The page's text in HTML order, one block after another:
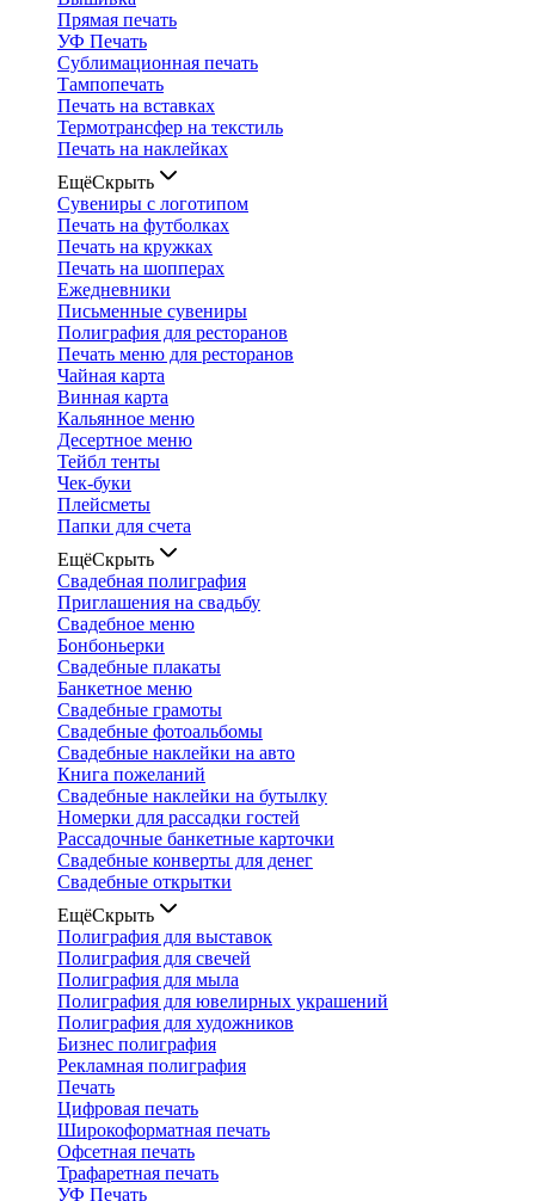
Прямая печать
УФ Печать
Сублимационная печать
Тампопечать
Печать на вставках
Термотрансфер на текстиль
Печать на наклейках
ЕщёСкрыть
Сувениры с логотипом
Печать на футболках
Печать на кружках
Печать на шопперах
Ежедневники
Письменные сувениры
Полиграфия для ресторанов
Печать меню для ресторанов
Чайная карта
Винная карта
Кальянное меню
Десертное меню
Тейбл тенты
Чек-буки
Плейсметы
Папки для счета
ЕщёСкрыть
Свадебная полиграфия
Приглашения на свадьбу
Свадебное меню
Бонбоньерки
Свадебные плакаты
Банкетное меню
Свадебные грамоты
Свадебные фотоальбомы
Свадебные наклейки на авто
Книга пожеланий
Свадебные наклейки на бутылку
Номерки для рассадки гостей
Рассадочные банкетные карточки
Свадебные конверты для денег
Свадебные открытки
ЕщёСкрыть
Полиграфия для выставок
Полиграфия для свечей
Полиграфия для мыла
Полиграфия для ювелирных украшений
Полиграфия для художников
Бизнес полиграфия
Рекламная полиграфия
Печать
Цифровая печать
Широкоформатная печать
Офсетная печать
Трафаретная печать
УФ Печать